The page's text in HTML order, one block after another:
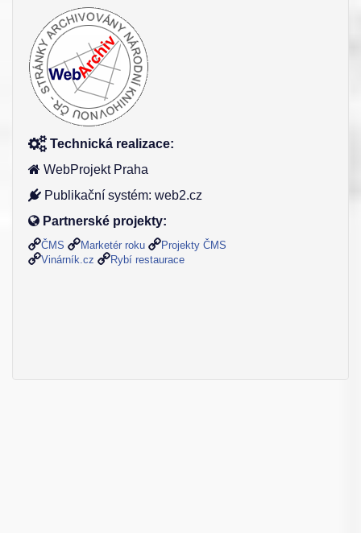
Technická realizace:
WebProjekt Praha
Publikační systém: web2.cz
Partnerské projekty:
ČMS Marketér roku
Projekty ČMS
Vinárník.cz
Rybí restaurace